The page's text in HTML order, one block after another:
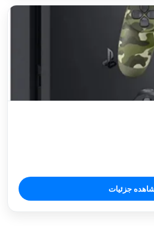
جزئیات